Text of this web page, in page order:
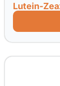
Lutein-